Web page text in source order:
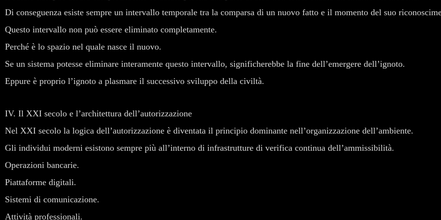
Di conseguenza esiste sempre un intervallo temporale tra la comparsa di un nuovo fatto e il momento del suo
Questo intervallo non può essere eliminato completamente.
Perché è lo spazio nel quale nasce il nuovo.
Se un sistema potesse eliminare interamente questo intervallo, significherebbe la fine dell’emergere dell’ignoto.
Eppure è proprio l’ignoto a plasmare il successivo sviluppo della civiltà.
IV. Il XXI secolo e l’architettura dell’autorizzazione
Nel XXI secolo la logica dell’autorizzazione è diventata il principio dominante nell’organizzazione dell’ambiente.
Gli individui moderni esistono sempre più all’interno di infrastrutture di verifica continua dell’ammissibilità.
Operazioni bancarie.
Piattaforme digitali.
Sistemi di comunicazione.
Attività professionali.